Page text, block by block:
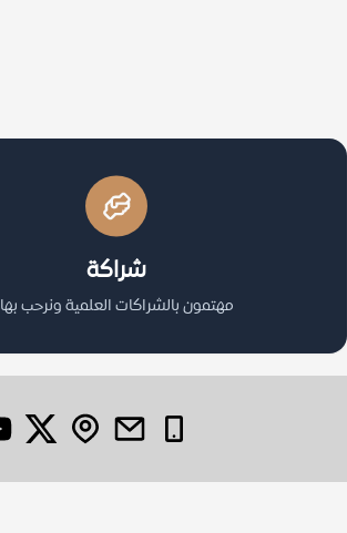
شراكة
مهتمون بالشراكات العلمية ونرحب بها